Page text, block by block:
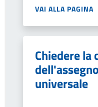
VAI ALLA PAGINA
Chiedere la
universale